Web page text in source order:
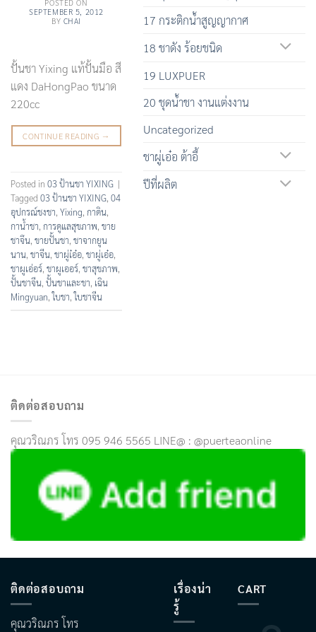
POSTED ON
SEPTEMBER 5, 2012
BY CHAI
ปั้นชา Yixing แท้ปั้นมือ สี
แดง DaHongPao ขนาด
220cc
CONTINUE READING →
Posted in 03 ป้านชา YIXING |
Tagged 03 ป้านชา YIXING, 04
อุปกรณ์ชงชา, Yixing, กาดิน,
กาน้ำชา, การดูแลสุขภาพ, ขาย
ชาจึน, ขายปั้นชา, ชาจากยูน
นาน, ชาจีน, ชาผู่เ๋อ๋อ, ชาผู่เอ๋อ,
ชาผูเอ่อร์, ชาผูเออร์, ชาสุขภาพ,
ปั้นชาจีน, ปั้นชาและชา, เฉิน
Mingyuan,ใบชา,ใบชาจีน
17 กระติกน้ำสูญญากาศ
18 ชาดัง ร้อยชนิด
19 LUXPUER
20 ชุดน้ำชา งานแต่งงาน
Uncategorized
ชาผู่เอ๋อ ต้าอี้
ปีที่ผลิต
ติดต่อสอบถาม
คุณวริณภร โทร 095 946 5565 LINE@ : @puerteaonline
ติดต่อสอบถาม
คุณวริณภร โทร
เรื่องน่า
รู้
CART